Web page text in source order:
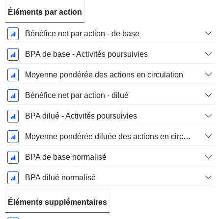
Éléments par action
Bénéfice net par action - de base
BPA de base - Activités poursuivies
Moyenne pondérée des actions en circulation
Bénéfice net par action - dilué
BPA dilué - Activités poursuivies
Moyenne pondérée diluée des actions en circulation
BPA de base normalisé
BPA dilué normalisé
Éléments supplémentaires